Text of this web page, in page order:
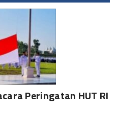
Peringatan HUT RI